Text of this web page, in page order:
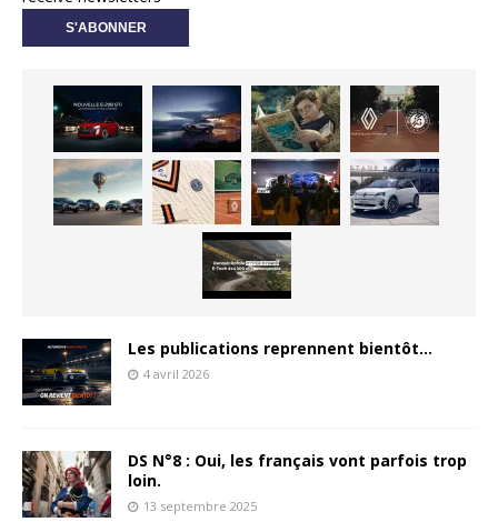
Les publications reprennent bientôt…
4 avril 2026
DS N°8 : Oui, les français vont parfois trop
loin.
13 septembre 2025